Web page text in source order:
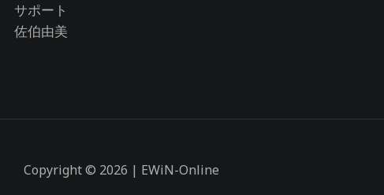
サポート
佐伯由美
Copyright © 2026 | EWiN-Online